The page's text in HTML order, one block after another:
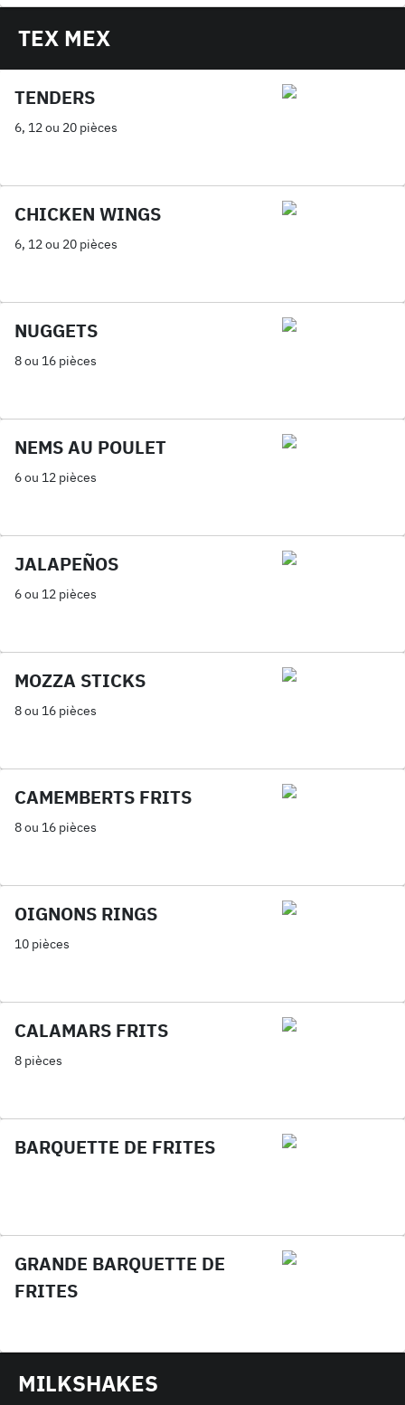
TEX MEX
TENDERS
6, 12 ou 20 pièces
CHICKEN WINGS
6, 12 ou 20 pièces
NUGGETS
8 ou 16 pièces
NEMS AU POULET
6 ou 12 pièces
JALAPEÑOS
6 ou 12 pièces
MOZZA STICKS
8 ou 16 pièces
CAMEMBERTS FRITS
8 ou 16 pièces
OIGNONS RINGS
10 pièces
CALAMARS FRITS
8 pièces
BARQUETTE DE FRITES
GRANDE BARQUETTE DE
FRITES
MILKSHAKES